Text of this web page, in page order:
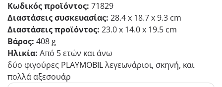
Κωδικός προϊόντος: 71829
Διαστάσεις συσκευασίας: 28.4 x 18.7 x 9.3 cm
Διαστάσεις προϊόντος: 23.0 x 14.0 x 19.5 cm
Βάρος: 408 g
Ηλικία: Από 5 ετών και άνω
δύο φιγούρες PLAYMOBIL λεγεωνάριοι, σκηνή, και
πολλά αξεσουάρ